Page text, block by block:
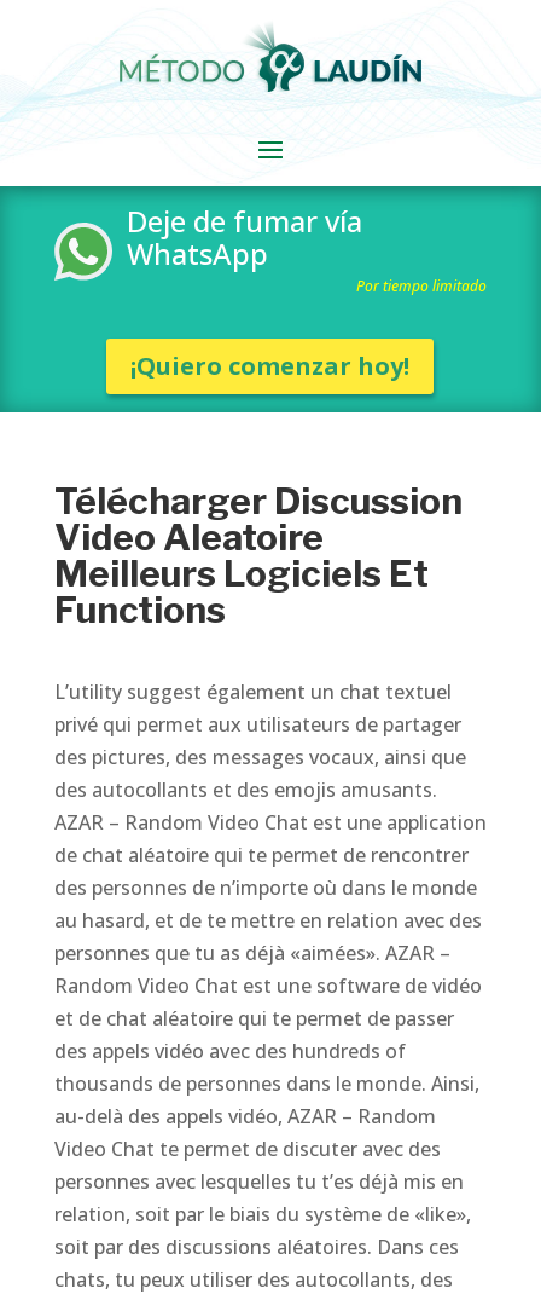
Deje de fumar vía
WhatsApp
Por tiempo limitado
¡Quiero comenzar hoy!
Télécharger Discussion
Video Aleatoire
Meilleurs Logiciels Et
Functions
L’utility suggest également un chat textuel
privé qui permet aux utilisateurs de partager
des pictures, des messages vocaux, ainsi que
des autocollants et des emojis amusants.
AZAR – Random Video Chat est une application
de chat aléatoire qui te permet de rencontrer
des personnes de n’importe où dans le monde
au hasard, et de te mettre en relation avec des
personnes que tu as déjà «aimées». AZAR –
Random Video Chat est une software de vidéo
et de chat aléatoire qui te permet de passer
des appels vidéo avec des hundreds of
thousands de personnes dans le monde. Ainsi,
au-delà des appels vidéo, AZAR – Random
Video Chat te permet de discuter avec des
personnes avec lesquelles tu t’es déjà mis en
relation, soit par le biais du système de «like»,
soit par des discussions aléatoires. Dans ces
chats, tu peux utiliser des autocollants, des